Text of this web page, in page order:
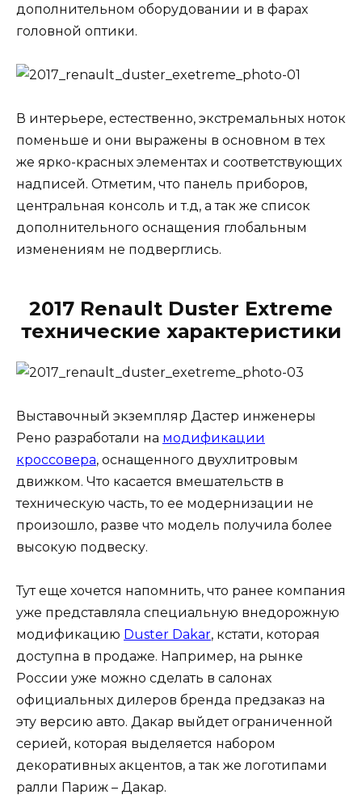
дополнительном оборудовании и в фарах
головной оптики.
В интерьере, естественно, экстремальных ноток
поменьше и они выражены в основном в тех
же ярко-красных элементах и соответствующих
надписей. Отметим, что панель приборов,
центральная консоль и т.д, а так же список
дополнительного оснащения глобальным
изменениям не подверглись.
2017 Renault Duster Extreme
технические характеристики
Выставочный экземпляр Дастер инженеры
Рено разработали на модификации
кроссовера, оснащенного двухлитровым
движком. Что касается вмешательств в
техническую часть, то ее модернизации не
произошло, разве что модель получила более
высокую подвеску.
Тут еще хочется напомнить, что ранее компания
уже представляла специальную внедорожную
модификацию Duster Dakar, кстати, которая
доступна в продаже. Например, на рынке
России уже можно сделать в салонах
официальных дилеров бренда предзаказ на
эту версию авто. Дакар выйдет ограниченной
серией, которая выделяется набором
декоративных акцентов, а так же логотипами
ралли Париж – Дакар.